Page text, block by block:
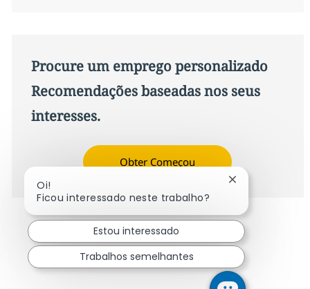
Procure um emprego personalizado
Recomendações baseadas nos seus
interesses.
Obter Começou
Oi!
Ficou interessado neste trabalho?
Fechar
Estou interessado
Trabalhos semelhantes